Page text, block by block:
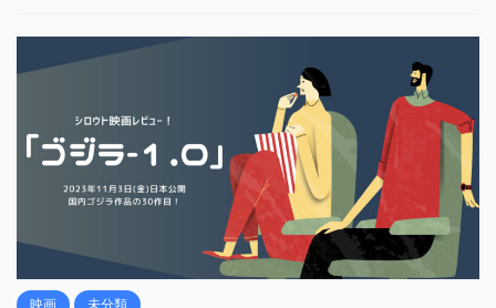
映画 未分類